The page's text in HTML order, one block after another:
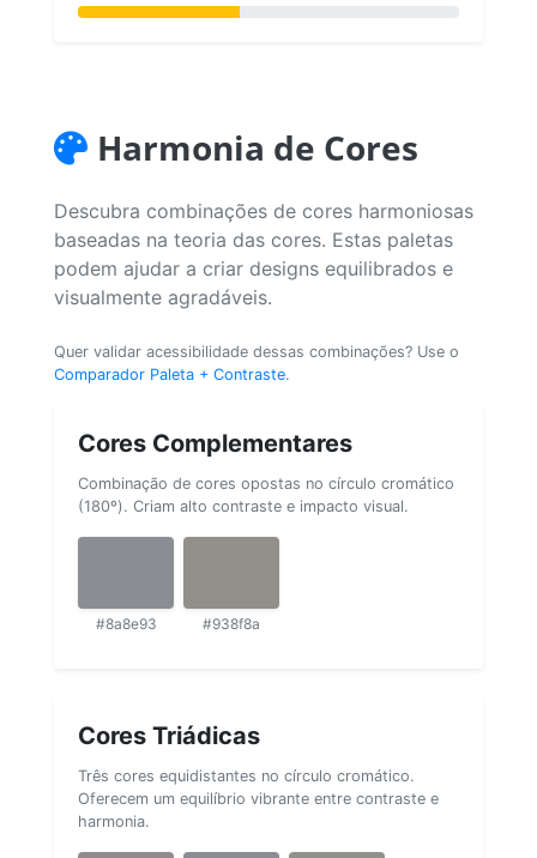
Harmonia de Cores
Descubra combinações de cores harmoniosas
baseadas na teoria das cores. Estas paletas
podem ajudar a criar designs equilibrados e
visualmente agradáveis.
Quer validar acessibilidade dessas combinações? Use o
Comparador Paleta + Contraste.
Cores Complementares
Combinação de cores opostas no círculo cromático
(180º). Criam alto contraste e impacto visual.
#8a8e93 #938f8a
Cores Triádicas
Três cores equidistantes no círculo cromático.
Oferecem um equilíbrio vibrante entre contraste e
harmonia.